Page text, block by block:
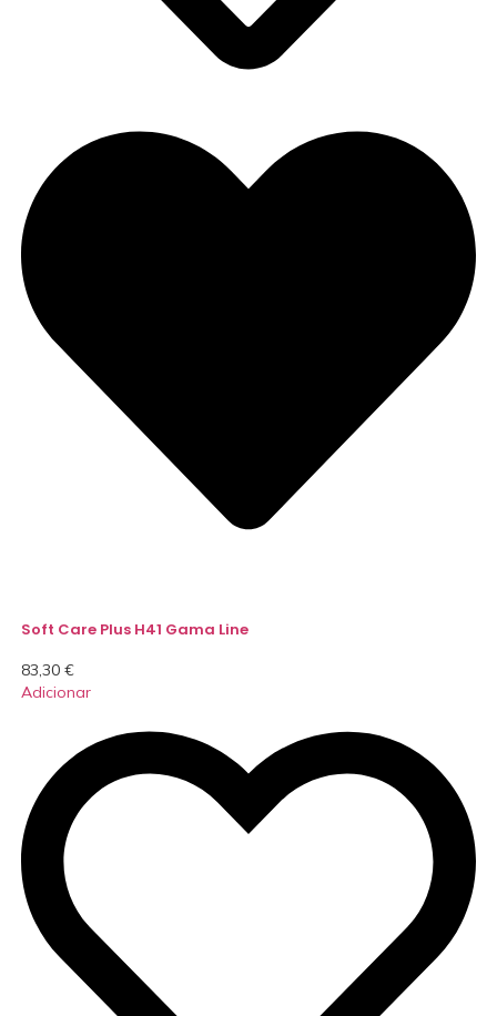
Soft Care Plus H41 Gama Line
83,30 €
Adicionar